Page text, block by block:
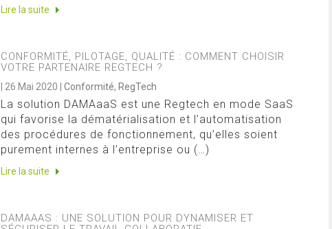
Lire la suite
CONFORMITÉ, PILOTAGE, QUALITÉ : COMMENT CHOISIR
VOTRE PARTENAIRE REGTECH ?
26 Mai 2020 |Conformité, RegTech
La solution DAMAaaS est une Regtech en mode SaaS
qui favorise la dématérialisation et l’automatisation
des procédures de fonctionnement, qu’elles soient
purement internes à l’entreprise ou (…)
Lire la suite
DAMAAAS : UNE SOLUTION POUR DYNAMISER ET